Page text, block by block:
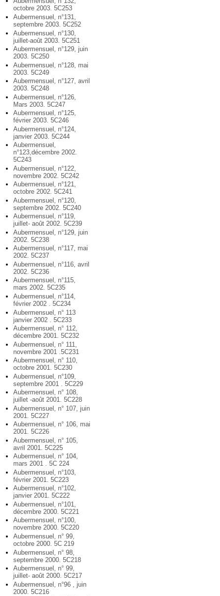
octobre 2003. 5C253
Aubermensuel, n°131,
septembre 2003. 5C252
Aubermensuel, n°130,
juillet-août 2003. 5C251
Aubermensuel, n°129, juin
2003. 5C250
Aubermensuel, n°128, mai
2003. 5C249
Aubermensuel, n°127, avril
2003. 5C248
Aubermensuel, n°126,
Mars 2003. 5C247
Aubermensuel, n°125,
février 2003. 5C246
Aubermensuel, n°124,
janvier 2003. 5C244
Aubermensuel,
n°123,décembre 2002.
5C243
Aubermensuel, n°122,
novembre 2002. 5C242
Aubermensuel, n°121,
octobre 2002. 5C241
Aubermensuel, n°120,
septembre 2002. 5C240
Aubermensuel, n°119,
juillet- août 2002. 5C239
Aubermensuel, n°129, juin
2002. 5C238
Aubermensuel, n°117, mai
2002. 5C237
Aubermensuel, n°116, avril
2002. 5C236
Aubermensuel, n°115,
mars 2002. 5C235
Aubermensuel, n°114,
février 2002 . 5C234
Aubermensuel, n° 113
janvier 2002 . 5C233
Aubermensuel, n° 112,
décembre 2001. 5C232
Aubermensuel, n° 111,
novembre 2001 .5C231
Aubermensuel, n° 110,
octobre 2001. 5C230
Aubermensuel, n°109,
septembre 2001 . 5C229
Aubermensuel, n° 108,
juillet -août 2001. 5C228
Aubermensuel, n° 107, juin
2001. 5C227
Aubermensuel, n° 106, mai
2001. 5C226
Aubermensuel, n° 105,
avril 2001. 5C225
Aubermensuel, n° 104,
mars 2001 . 5C 224
Aubermensuel, n°103,
février 2001. 5C223
Aubermensuel, n°102,
janvier 2001. 5C222
Aubermensuel, n°101,
décembre 2000. 5C221
Aubermensuel, n°100,
novembre 2000. 5C220
Aubermensuel, n° 99,
octobre 2000. 5C 219
Aubermensuel, n° 98,
septembre 2000. 5C218
Aubermensuel, n° 99,
juillet- août 2000. 5C217
Aubermensuel, n°96 , juin
2000. 5C216